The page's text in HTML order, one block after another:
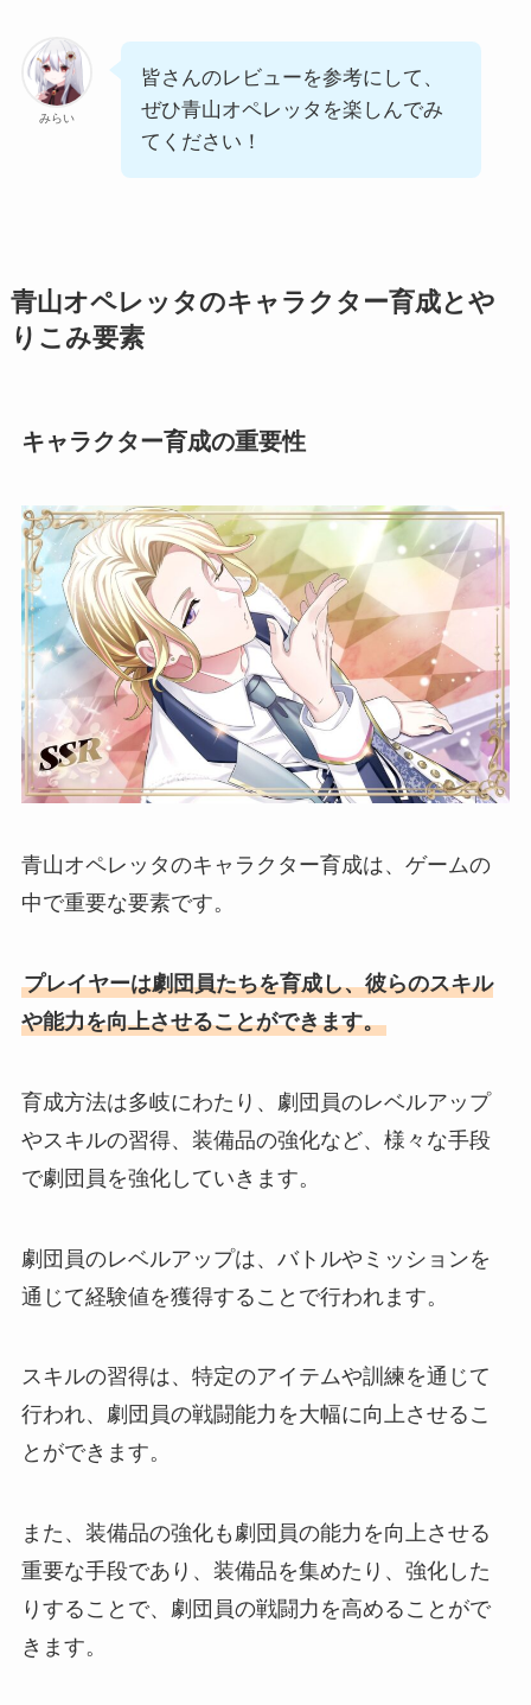
みらい
皆さんのレビューを参考にして、
ぜひ青山オペレッタを楽しんでみ
てください！
青山オペレッタのキャラクター育成とや
りこみ要素
キャラクター育成の重要性
青山オペレッタのキャラクター育成は、ゲームの
中で重要な要素です。
プレイヤーは劇団員たちを育成し、彼らのスキル
や能力を向上させることができます。
育成方法は多岐にわたり、劇団員のレベルアップ
やスキルの習得、装備品の強化など、様々な手段
で劇団員を強化していきます。
劇団員のレベルアップは、バトルやミッションを
通じて経験値を獲得することで行われます。
スキルの習得は、特定のアイテムや訓練を通じて
行われ、劇団員の戦闘能力を大幅に向上させるこ
とができます。
また、装備品の強化も劇団員の能力を向上させる
重要な手段であり、装備品を集めたり、強化した
りすることで、劇団員の戦闘力を高めることがで
きます。